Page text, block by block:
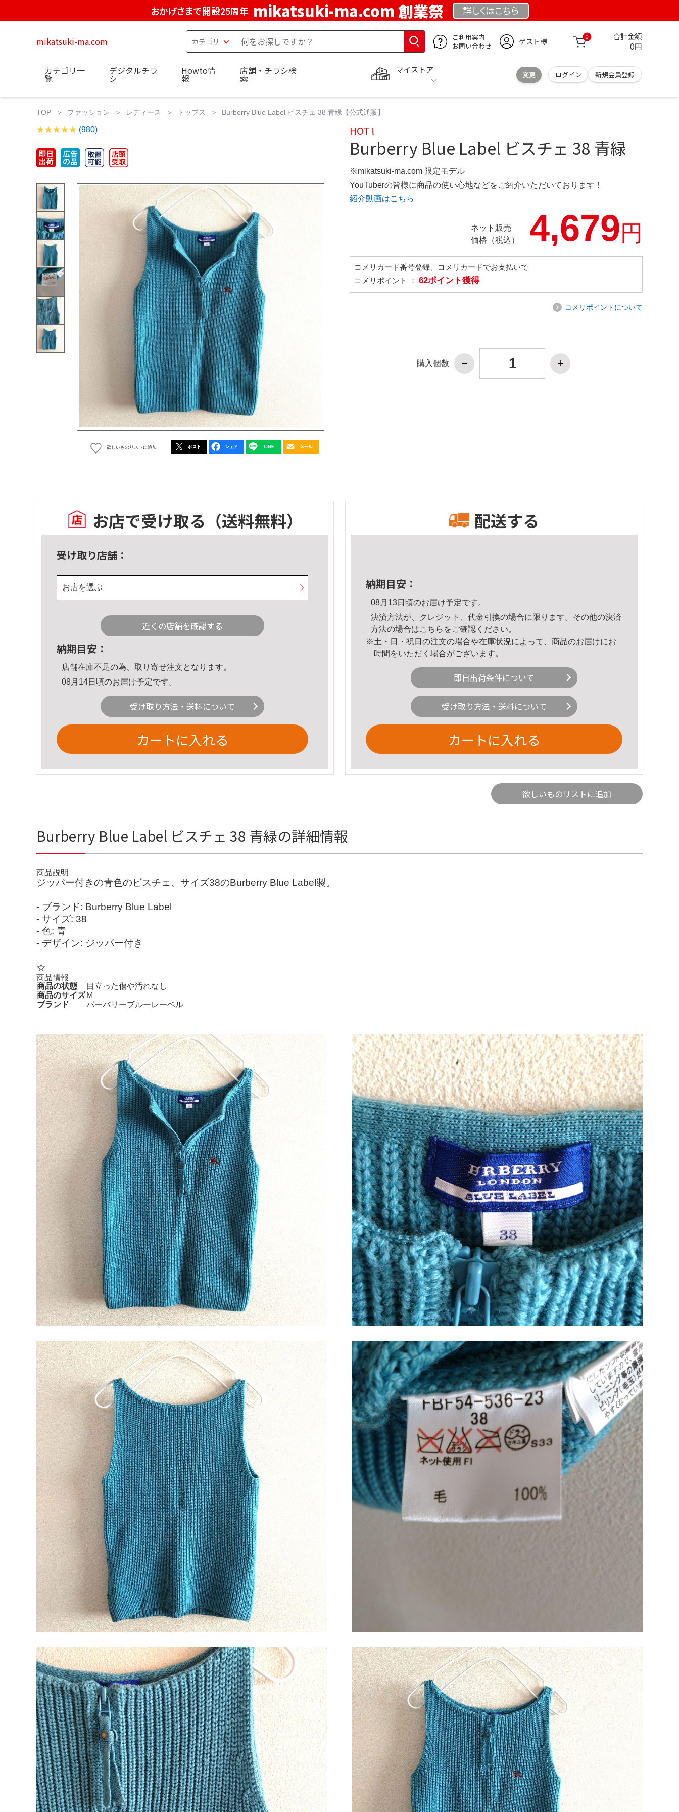
おかげさまで開設25周年 mikatsuki-ma.com 創業祭 詳しくはこちら
mikatsuki-ma.com
ご利用案内
お問い合わせ
ゲスト様 0 合計金額
0円
マイストア
変更 ログイン 新規会員登録
カテゴリ一
覧
デジタルチラ
シ
Howto情
報
店舗・チラシ検
索
TOP ファッション レディース トップス Burberry Blue Label ビスチェ 38 青緑【公式通販】
(980)
欲しいものリストに追加
HOT !
Burberry Blue Label ビスチェ 38 青緑
※mikatsuki-ma.com 限定モデル
YouTuberの皆様に商品の使い心地などをご紹介いただいております！
紹介動画はこちら
ネット販売
価格（税込）
4,679円
コメリカード番号登録、コメリカードでお支払いで
コメリポイント ： 62ポイント獲得
コメリポイントについて
購入個数
お店で受け取る （送料無料）
受け取り店舗：
お店を選ぶ
近くの店舗を確認する
納期目安：
店舗在庫不足の為、取り寄せ注文となります。
08月14日頃のお届け予定です。
受け取り方法・送料について
カートに入れる
配送する
納期目安：
08月13日頃のお届け予定です。
決済方法が、クレジット、代金引換の場合に限ります。その他の決済
方法の場合はこちら をご確認ください。
※土・日・祝日の注文の場合や在庫状況によって、商品のお届けにお
時間をいただく場合がございます。
即日出荷条件について
受け取り方法・送料について
カートに入れる
欲しいものリストに追加
Burberry Blue Label ビスチェ 38 青緑の詳細情報
商品説明
ジッパー付きの青色のビスチェ、サイズ38のBurberry Blue Label製。
- ブランド: Burberry Blue Label
- サイズ: 38
- 色: 青
- デザイン: ジッパー付き
☆
商品情報
商品の状態
目立った傷や汚れなし
商品のサイズ M
ブランド
バーバリーブルーレーベル